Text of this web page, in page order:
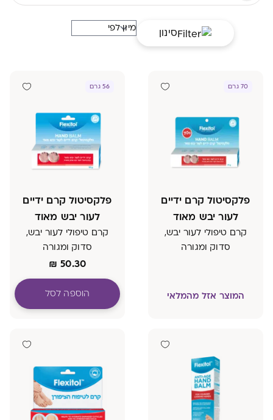
סינון
70 גרם
פלקסיטול קרם ידיים
לעור יבש מאוד
קרם טיפולי לעור יבש,
סדוק ומגורה
המוצר אזל מהמלאי
56 גרם
פלקסיטול קרם ידיים
לעור יבש מאוד
קרם טיפולי לעור יבש,
סדוק ומגורה
₪ 50.30
הוספה לסל